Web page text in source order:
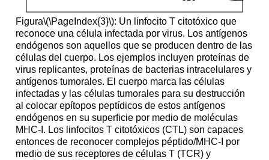
Figura\(\PageIndex{3}\): Un linfocito T citotóxico que
reconoce una célula infectada por virus. Los antígenos
endógenos son aquellos que se producen dentro de las
células del cuerpo. Los ejemplos incluyen proteínas de
virus replicantes, proteínas de bacterias intracelulares y
antígenos tumorales. El cuerpo marca las células
infectadas y las células tumorales para su destrucción
al colocar epítopos peptídicos de estos antígenos
endógenos en su superficie por medio de moléculas
MHC-I. Los linfocitos T citotóxicos (CTL) son capaces
entonces de reconocer complejos péptido/MHC-I por
medio de sus receptores de células T (TCR) y